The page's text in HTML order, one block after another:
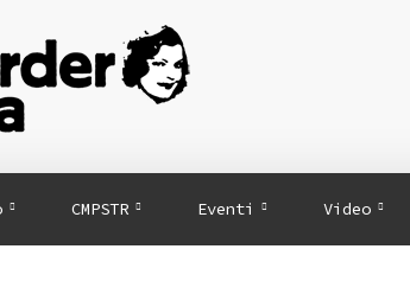
CMPSTR Eventi Video